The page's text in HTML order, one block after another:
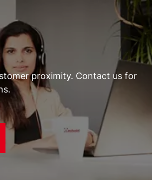
proximity. Contact us for